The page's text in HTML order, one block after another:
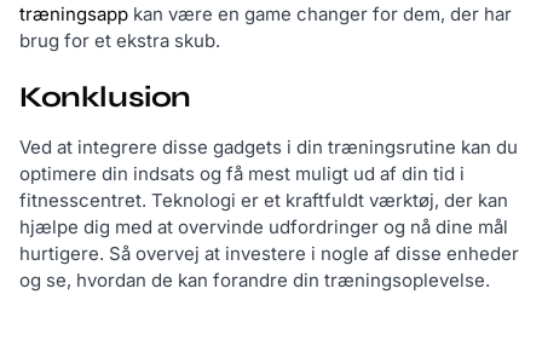
træningsapp kan være en game changer for dem, der har
brug for et ekstra skub.
Konklusion
Ved at integrere disse gadgets i din træningsrutine kan du
optimere din indsats og få mest muligt ud af din tid i
fitnesscentret. Teknologi er et kraftfuldt værktøj, der kan
hjælpe dig med at overvinde udfordringer og nå dine mål
hurtigere. Så overvej at investere i nogle af disse enheder
og se, hvordan de kan forandre din træningsoplevelse.